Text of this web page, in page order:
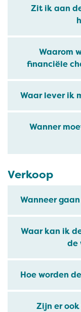
Zit ik aan
Waarom
financiële
Waar lever ik
Wanner
Verkoop
Wanneer
Waar kan ik
de
Hoe worden
Zijn er